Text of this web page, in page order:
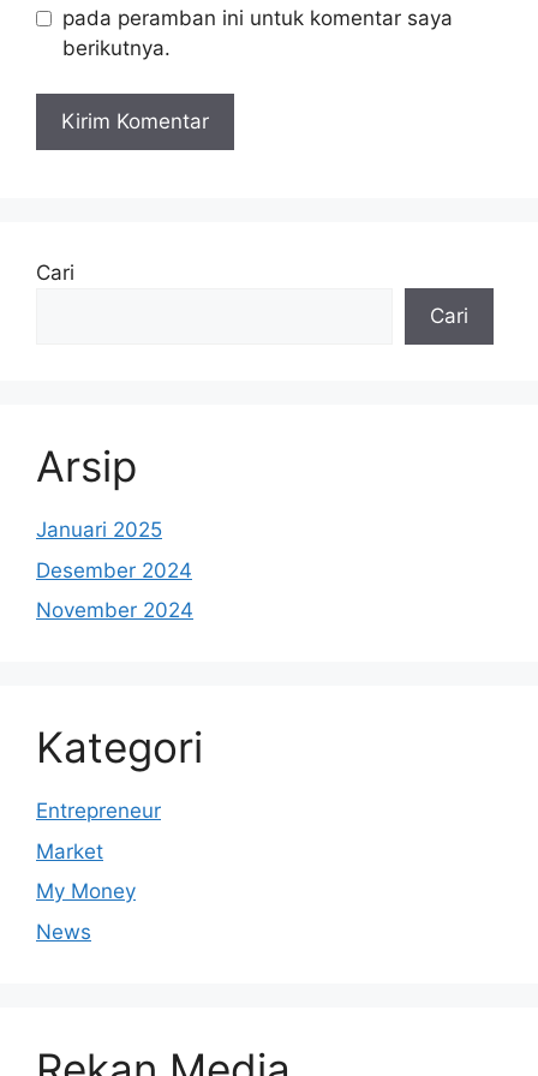
pada peramban ini untuk komentar saya
berikutnya.
Cari
Cari
Arsip
Januari 2025
Desember 2024
November 2024
Kategori
Entrepreneur
Market
My Money
News